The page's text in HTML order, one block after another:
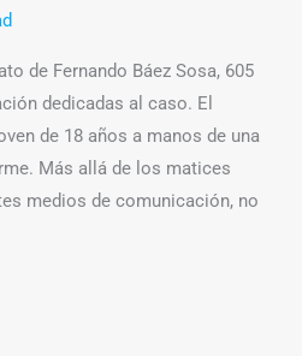
de Fernando Báez Sosa, 605
dedicadas al caso. El
de 18 años a manos de una
Más allá de los matices
medios de comunicación, no